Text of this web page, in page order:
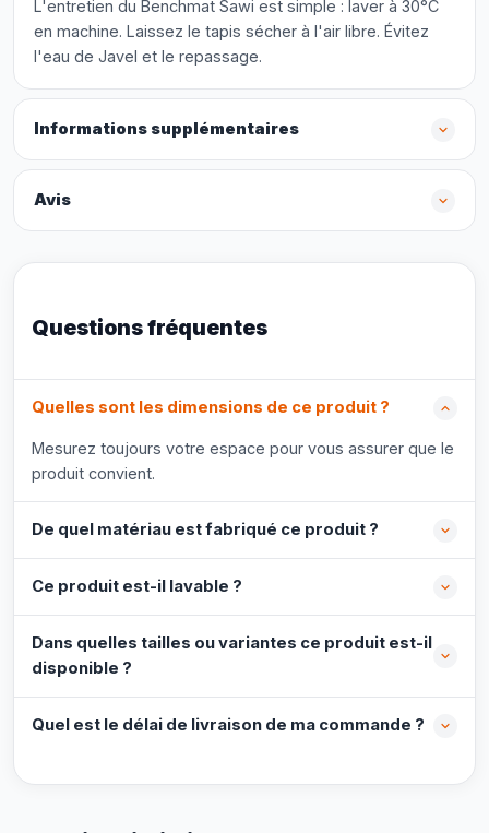
L'entretien du Benchmat Sawi est simple : laver à 30°C
en machine. Laissez le tapis sécher à l'air libre. Évitez
l'eau de Javel et le repassage.
Informations supplémentaires
Avis
Questions fréquentes
Quelles sont les dimensions de ce produit ?
Mesurez toujours votre espace pour vous assurer que le
produit convient.
De quel matériau est fabriqué ce produit ?
Ce produit est-il lavable ?
Dans quelles tailles ou variantes ce produit est-il
disponible ?
Quel est le délai de livraison de ma commande ?